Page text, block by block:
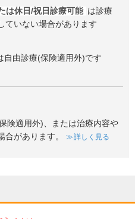
は休日/祝日診療可能 は診療
ていない場合があります
自由診療(保険適用外)です
険適用外)、または治療内容や
があります。
詳しく見る